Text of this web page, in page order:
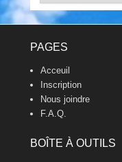
PAGES
Acceuil
Inscription
Nous joindre
F.A.Q.
BOÎTE À OUTILS